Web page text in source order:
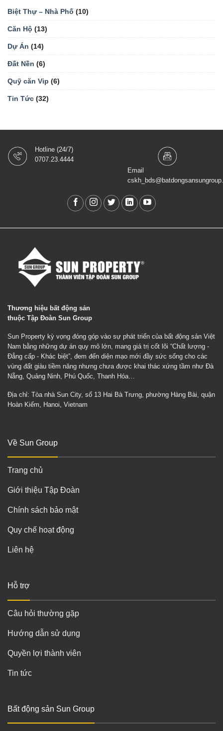
Biệt Thự – Nhà Phố (10)
Căn Hộ (13)
Dự Án (14)
Đất Nền (6)
Quỹ căn Vip (6)
Tin Tức (32)
Hotline (24/7)
0707.23.4444
Email
Thương hiệu bất động sản
thuộc Tập Đoàn Sun Group
Sun Property kỳ vọng đóng góp vào sự phát triển của bất động sản Việt
Nam bằng những dự án quy mô lớn, mang giá trị cốt lõi “Chất lượng -
Đẳng cấp - Khác biệt”, đem đến diện mạo mới đầy sức sống cho các
vùng đất giàu tiềm năng nhưng chưa được khai thác xứng tầm như Đà
Nẵng, Quảng Ninh, Phú Quốc, Thanh Hóa…
Địa chỉ: Tòa nhà Sun City, số 13 Hai Bà Trưng, phường Hàng Bài, quận
Hoàn Kiếm, Hanoi, Vietnam
Về Sun Group
Trang chủ
Giới thiệu Tập Đoàn
Chính sách bảo mật
Quy chế hoạt động
Liên hệ
Hỗ trợ
Câu hỏi thường gặp
Hướng dẫn sử dụng
Quyền lợi thành viên
Tin tức
Bất động sản Sun Group